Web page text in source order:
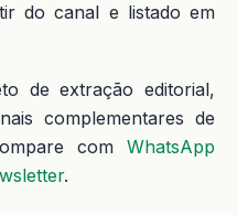
do canal e listado em
de extração editorial,
complementares de
com WhatsApp
.